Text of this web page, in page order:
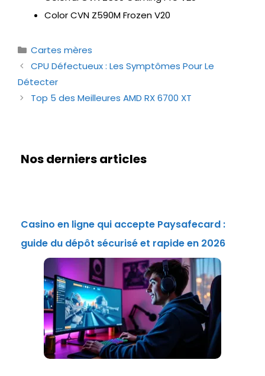
Color CVN Z590M Frozen V20
Catégories
Cartes mères
CPU Défectueux : Les Symptômes Pour Le
Détecter
Top 5 des Meilleures AMD RX 6700 XT
Nos derniers articles
Casino en ligne qui accepte Paysafecard :
guide du dépôt sécurisé et rapide en 2026